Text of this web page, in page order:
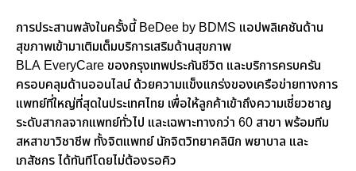
การประสานพลังในครั้งนี้ BeDee by BDMS แอปพลิเคชันด้าน
สุขภาพเข้ามาเติมเต็มบริการเสริมด้านสุขภาพ
BLA EveryCare ของกรุงเทพประกันชีวิต และบริการครบครัน
ครอบคลุมด้านออนไลน์ ด้วยความแข็งแกร่งของเครือข่ายทางการ
แพทย์ที่ใหญ่ที่สุดในประเทศไทย เพื่อให้ลูกค้าเข้าถึงความเชี่ยวชาญ
ระดับสากลจากแพทย์ทั่วไป และเฉพาะทางกว่า 60 สาขา พร้อมทีม
สหสาขาวิชาชีพ ทั้งจิตแพทย์ นักจิตวิทยาคลินิก พยาบาล และ
เภสัชกร ได้ทันทีโดยไม่ต้องรอคิว